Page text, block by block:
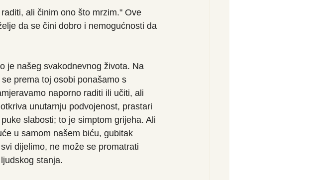
ali činim ono što mrzim." Ove
da se čini dobro i nemogućnosti da
je našeg svakodnevnog života. Na
prema toj osobi ponašamo s
naporno raditi ili učiti, ali
unutarnju podvojenost, prastari
slabosti; to je simptom grijeha. Ali
u samom našem biću, gubitak
dijelimo, ne može se promatrati
stanja.